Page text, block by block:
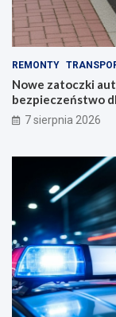
REMONTY
Nowe zatoczki
bezpieczeństwo
7 sierpnia 2026